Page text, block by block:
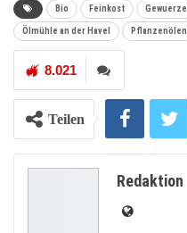
Bio Feinkost Gewuerze
Ölmühle an der Havel Pflanzenölen
8.021
Teilen
Redaktion